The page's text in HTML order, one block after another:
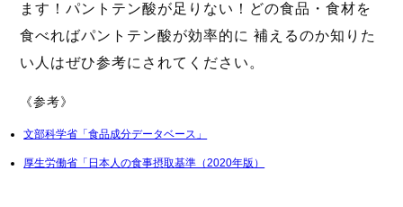
ます！パントテン酸が足りない！どの食品・食材を
食べればパントテン酸が効率的に 補えるのか知りた
い人はぜひ参考にされてください。
《参考》
文部科学省「食品成分データベース」
厚生労働省「日本人の食事摂取基準（2020年版）